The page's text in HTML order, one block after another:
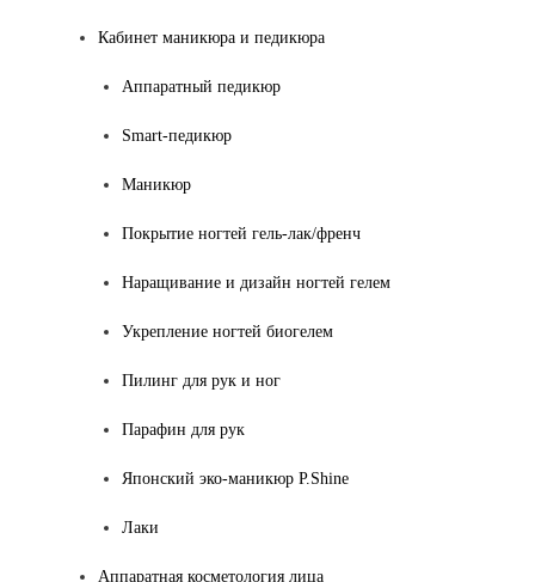
Кабинет маникюра и педикюра
Аппаратный педикюр
Smart-педикюр
Маникюр
Покрытие ногтей гель-лак/френч
Наращивание и дизайн ногтей гелем
Укрепление ногтей биогелем
Пилинг для рук и ног
Парафин для рук
Японский эко-маникюр P.Shine
Лаки
Аппаратная косметология лица